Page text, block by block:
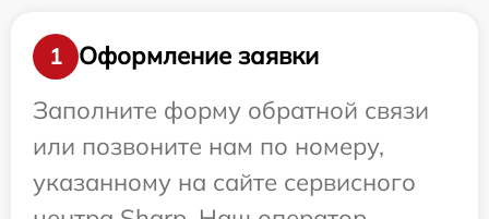
1
Оформление заявки
Заполните форму обратной связи
или позвоните нам по номеру,
указанному на сайте сервисного